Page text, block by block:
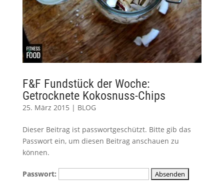
F&F Fundstück der Woche:
Getrocknete Kokosnuss-Chips
25. März 2015 | BLOG
Dieser Beitrag ist passwortgeschützt. Bitte gib das
Passwort ein, um diesen Beitrag anschauen zu
können.
Passwort: